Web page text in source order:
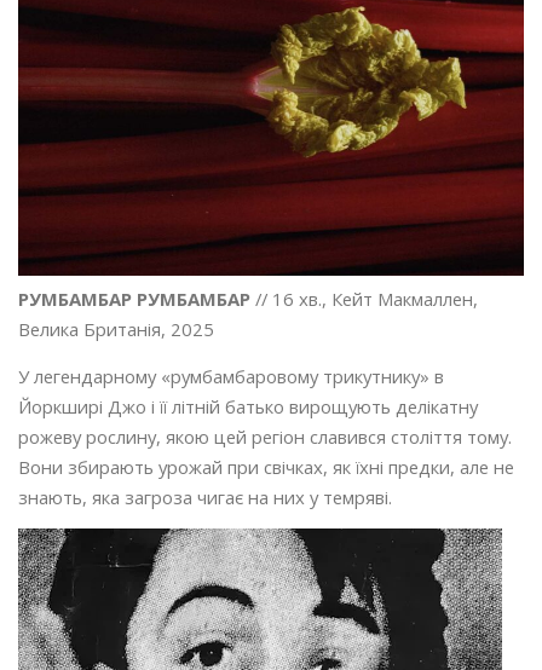
РУМБАМБАР РУМБАМБАР // 16 хв., Кейт Макмаллен,
Велика Британія, 2025
У легендарному «румбамбаровому трикутнику» в
Йоркширі Джо і її літній батько вирощують делікатну
рожеву рослину, якою цей регіон славився століття тому.
Вони збирають урожай при свічках, як їхні предки, але не
знають, яка загроза чигає на них у темряві.